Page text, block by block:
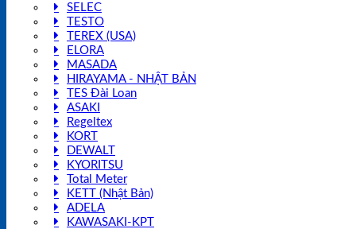
SELEC
TESTO
TEREX (USA)
ELORA
MASADA
HIRAYAMA - NHẬT BẢN
TES Đài Loan
ASAKI
Regeltex
KORT
DEWALT
KYORITSU
Total Meter
KETT (Nhật Bản)
ADELA
KAWASAKI-KPT